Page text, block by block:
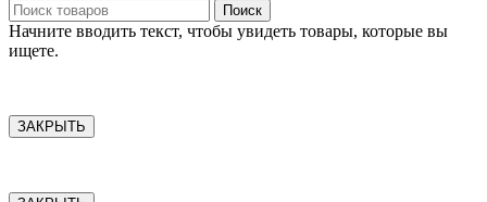
Поиск
Начните вводить текст, чтобы увидеть товары, которые вы
ищете.
ЗАКРЫТЬ